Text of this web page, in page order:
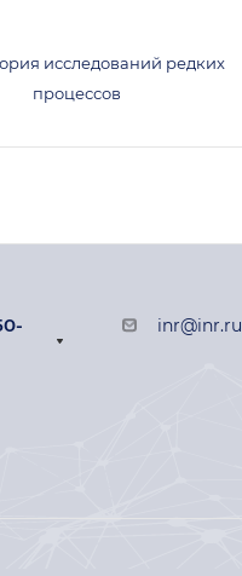
исследований редких
процессов
inr@inr.ru